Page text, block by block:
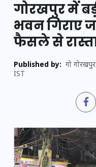
गोरखपुर में
भवन गिराए
फैसले से
Published by: गो गोरखपुर
IST